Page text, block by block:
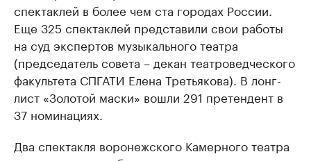
спектаклей в более чем ста городах России.
Еще 325 спектаклей представили свои работы
на суд экспертов музыкального театра
(председатель совета – декан театроведческого
факультета СПГАТИ Елена Третьякова). В лонг-
лист «Золотой маски» вошли 291 претендент в
37 номинациях.
Два спектакля воронежского Камерного театра